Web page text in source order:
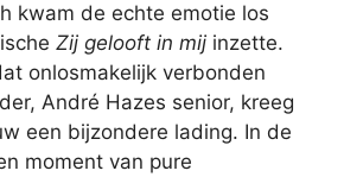
kwam de echte emotie los
Zij gelooft in mij inzette.
onlosmakelijk verbonden
André Hazes senior, kreeg
een bijzondere lading. In de
moment van pure